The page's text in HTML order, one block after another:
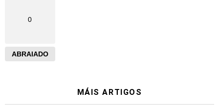
0
ABRAIADO
MÁIS ARTIGOS